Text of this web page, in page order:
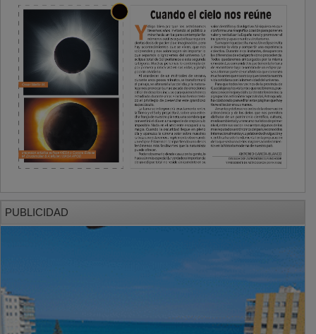
PUBLICIDAD